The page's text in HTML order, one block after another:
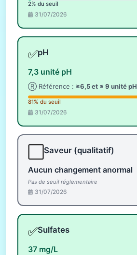
2% du seuil
31/07/2026
✅pH
7,3 unité pH
Ⓡ Référence : ≥6,5 et ≤ 9 unité pH
81% du seuil
31/07/2026
Saveur (qualitatif)
Aucun changement anormal
Pas de seuil réglementaire
31/07/2026
✅Sulfates
37 mg/L